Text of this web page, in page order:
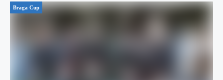
Braga Cup